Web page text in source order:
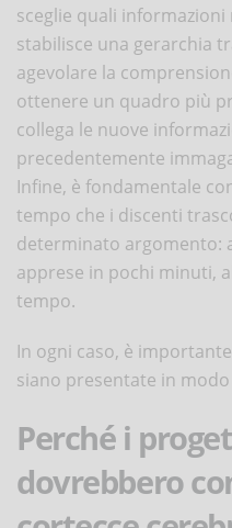
sceglie quali
stabilisce una gerarchia
agevolare la
ottenere un quadro più
collega le nuove
precedentemente
Infine, è fondamentale
tempo che i discenti
determinato argomento:
apprese in pochi minuti,
tempo.
In ogni caso, è
siano presentate in
Perché i
dovrebbero